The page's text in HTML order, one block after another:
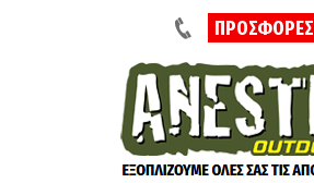
ΠΡΟΣΦΟΡΕΣ